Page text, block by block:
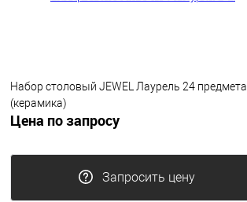
Набор столовый JEWEL Лаурель 24 предмета
(керамика)
Цена по запросу
Запросить цену